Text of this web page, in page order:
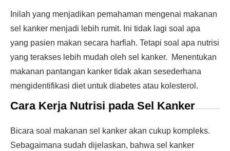
Inilah yang menjadikan pemahaman mengenai makanan
sel kanker menjadi lebih rumit. Ini tidak lagi soal apa
yang pasien makan secara harfiah. Tetapi soal apa nutrisi
yang terakses lebih mudah oleh sel kanker. Menentukan
makanan pantangan kanker tidak akan sesederhana
mengidentifikasi diet untuk diabetes atau kolesterol.
Cara Kerja Nutrisi pada Sel Kanker
Bicara soal makanan sel kanker akan cukup kompleks.
Sebagaimana sudah dijelaskan, bahwa sel kanker